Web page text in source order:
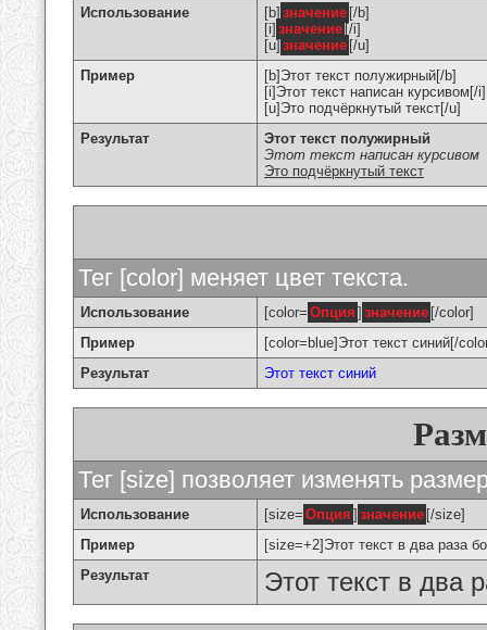
Использование [b] значение [/b]
[i] значение [/i]
[u] значение [/u]
Пример
[b]Этот текст полужирный[/b]
[i]Этот текст написан курсивом[/i]
[u]Это подчёркнутый текст[/u]
Результат
Этот текст полужирный
Этот текст написан курсивом
Это подчёркнутый текст
Тег [color] меняет цвет текста.
Использование [color= Опция ] значение [/color]
Пример
[color=blue]Этот текст синий[/
Результат
Этот текст синий
Тег [size] позволяет изменять
Использование [size= Опция ] значение [/size]
Пример
[size=+2]Этот текст в два раза
Результат
Этот текст в два